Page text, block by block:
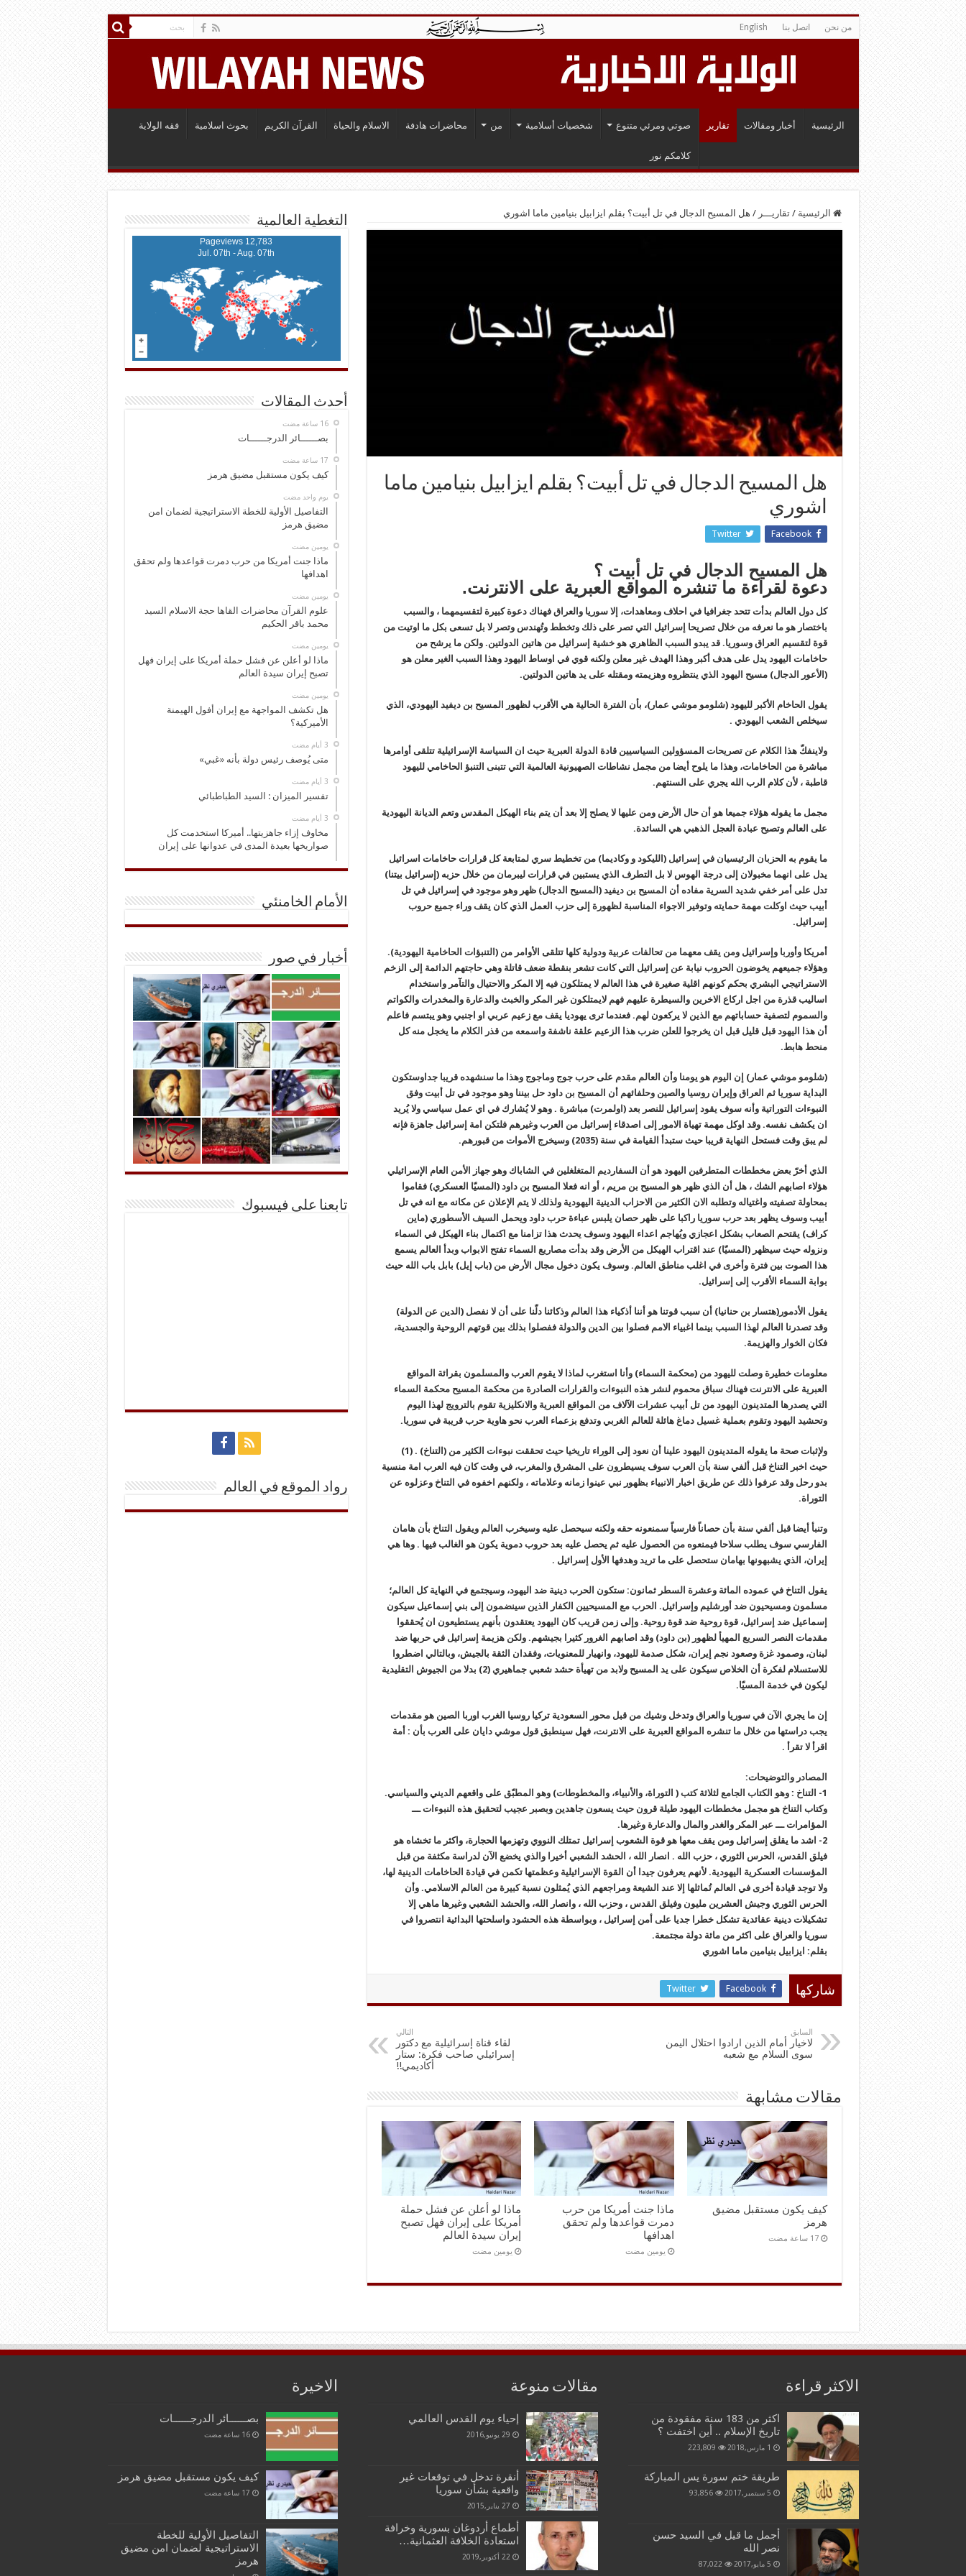
من نحن اتصل بنا English
الرئيسية أخبار ومقالات تقارير صوتي ومرئي متنوع شخصيات أسلامية من محاضرات هادفة الاسلام والحياة القرآن الكريم بحوث اسلامية فقه الولاية
كلامكم نور
الرئيسية / تقاريـــر / هل المسيح الدجال في تل أبيت؟ بقلم ايزابيل بنيامين ماما اشوري
هل المسيح الدجال في تل أبيت؟ بقلم ايزابيل بنيامين ماما
اشوري
Facebook
Twitter
هل المسيح الدجال في تل أبيت ؟
دعوة لقراءة ما تنشره المواقع العبرية على الانترنت.
كل دول العالم بدأت تتحد جغرافيا في احلاف ومعاهدات، إلا سوريا والعراق فهناك دعوة كبيرة لتقسيمهما ، والسبب
باختصار هو ما نعرفه من خلال تصريحا إسرائيل التي تصر على ذلك وتخطط وتُهندس وتصر لا بل تسعى بكل ما اوتيت من
قوة لتقسيم العراق وسوريا. قد يبدو السبب الظاهري هو خشية إسرائيل من هاتين الدولتين. ولكن ما يرشح من
حاخامات اليهود يدل على هدف أكبر وهذا الهدف غير معلن ولكنه قوي في اوساط اليهود وهذا السبب الغير معلن هو
(الأعور الدجال) مسيح اليهود الذي ينتظروه وهزيمته ومقتله على يد هاتين الدولتين.
يقول الحاخام الأكبر لليهود (شلومو موشي عمار)، بأن الفترة الحالية هي الأقرب لظهور المسيح بن ديفيد اليهودي، الذي
سيخلص الشعب اليهودي .
ولاينفكّ هذا الكلام عن تصريحات المسؤولين السياسيين قادة الدولة العبرية حيث ان السياسة الإسرائيلية تتلقى أوامرها
مباشرة من الحاخامات، وهذا ما يلوح أيضا من مجمل نشاطات الصهيونية العالمية التي تتبنى التنبؤ الحاخامي لليهود
قاطبة ، لأن كلام الرب الله يجري على السنتهم.
مجمل ما يقوله هؤلاء جميعا هو أن حال الأرض ومن عليها لا يصلح إلا بعد أن يتم بناء الهيكل المقدس وتعم الديانة اليهودية
على العالم وتصبح عبادة العجل الذهبي هي السائدة.
ما يقوم به الحزبان الرئيسيان في إسرائيل (الليكود و وكاديما) من تخطيط سري لمتابعة كل قرارات حاخامات اسرائيل
يدل على انهما مخبولان إلى درجة الهوس لا بل التطرف الذي يستبين في قرارات ليبرمان من خلال حزبه (إسرائيل بيتنا)
تدل على أمر خفي شديد السرية مفاده أن المسيح بن ديفيد (المسيح الدجال) ظهر وهو موجود في إسرائيل في تل
أبيب حيث اوكلت مهمة حمايته وتوفير الاجواء المناسبة لظهورة إلى حزب العمل الذي كان يقف وراء جميع حروب
إسرائيل.
أمريكا وأوربا وإسرائيل ومن يقف معهما من تحالفات عربية ودولية كلها تتلقى الأوامر من (التنبؤات الحاخامية اليهودية).
وهؤلاء جميعهم يخوضون الحروب نيابة عن إسرائيل التي كانت تشعر بنقطة ضعف قاتلة وهي حاجتهم الدائمة إلى الزخم
الاستراتيجي البشري بحكم كونهم اقلية صغيرة في هذا العالم لا يمتلكون فيه إلا المكر والاحتيال والتآمر واستخدام
اساليب قذرة من اجل اركاع الاخرين والسيطرة عليهم فهم لايمتلكون غير المكر والخبث والدعارة والمخدرات والكواتم
والسموم لتصفية حساباتهم مع الذين لا يركعون لهم. فعندما ترى يهوديا يقف مع زعيم عربي او اجنبي وهو يبتسم فاعلم
أن هذا اليهود قبل قليل قبل ان يخرجوا للعلن ضرب هذا الزعيم علقة ناشفة واسمعه من قذر الكلام ما يخجل منه كل
منحط هابط.
(شلومو موشي عمار) إن اليوم هو يومنا وأن العالم مقدم على حرب جوج وماجوج وهذا ما سنشهده قريبا جداوستكون
البداية سوريا ثم العراق وإيران روسيا والصين وحلفائهم أن المسيح بن داود حل بيننا وهو موجود في تل أبيت وفق
النبوءات التوراتية وأنه سوف يقود إسرائيل للنصر بعد (اولمرت) مباشرة . وهو لا يُشارك في اي عمل سياسي ولا يُريد
ان يكشف نفسه. وقد اوكل مهمة تهياة الامور إلى اصدقاء إسرائيل من العرب وغيرهم فلتكن امة إسرائيل جاهزة فإنه
لم يبق وقت فستحل النهاية قريبا حيث ستبدأ القيامة في سنة (2035) وسيخرج الأموات من قبورهم.
الذي أخرّ بعض مخططات المتطرفين اليهود هو أن السفارديم المتغلغلين في الشاباك وهو جهاز الأمن العام الإسرائيلي
هؤلاء اصابهم الشك ، هل أن الذي ظهر هو المسيح بن مريم ، أو انه فعلا المسيح بن داود (المسيّا العسكري) فقاموا
بمحاولة تصفيته واغتياله وتطلبه الان الكثير من الاحزاب الدينية اليهودية ولذلك لا يتم الإعلان عن مكانه مع انه في تل
أبيب وسوف يظهر بعد حرب سوريا راكبا على ظهر حصان يلبس عباءة حرب داود ويحمل السيف الأسطوري (ماين
كراف) يقتحم الصعاب بشكل اعجازي ويُهاجم اعداء اليهود وسوف يحدث هذا تزامنا مع اكتمال بناء الهيكل في السماء
ونزوله حيث سيظهر (المسيّا) عند اقتراب الهيكل من الأرض وقد بدأت مصاريع السماء تفتح الابواب وبدأ العالم يسمع
هذا الصوت بين فترة وأخرى في اغلب مناطق العالم. وسوف يكون دخول مجال الأرض من (باب إيل) بابل باب الله حيث
بوابة السماء الأقرب إلى إسرائيل.
يقول الأدمور(هتسار بن حنانيا) أن سبب قوتنا هو أننا أذكياء هذا العالم وذكائنا دلّنا على أن لا نفصل (الدين عن الدولة)
وقد تصدرنا العالم لهذا السبب بينما اغبياء الامم فصلوا بين الدين والدولة ففصلوا بذلك بين قوتهم الروحية والجسدية،
فكان الخوار والهزيمة.
معلومات خطيرة وصلت لليهود من (محكمة السماء) وأنا استغرب لماذا لا يقوم العرب والمسلمون بقرائة المواقع
العبرية على الانترنت فهناك سباق محموم لنشر هذه النبوءات والقرارات الصادرة من محكمة المسيح محكمة السماء
التي يصدرها المتدينون اليهود من تل أبيب عشرات الآلاف من المواقع العبرية والانكليزية تقوم بالترويج لهذا اليوم
وتحشيد اليهود وتقوم بعملية غسيل دماغ هائلة للعالم الغربي وتدفع بزعماء العرب نحو هاوية حرب قريبة في سوريا.
ولإثبات صحة ما يقوله المتدينون اليهود علينا أن نعود إلى الوراء تاريخيا حيث تحققت نبوءات الكثير من (التناخ) . (1)
حيث اخبر التناخ قبل ألفي سنة بأن العرب سوف يسيطرون على المشرق والمغرب، في وقت كان فيه العرب امة منسية
بدو رحل وقد عرفوا ذلك عن طريق اخبار الانبياء بظهور نبي عينوا زمانه وعلاماته ، ولكنهم اخفوه في التناخ وعزلوه عن
التوراة.
وتنبأ أيضا قبل ألفي سنة بأن حصاناً فارسياً سمنعونه حقه ولكنه سيحصل عليه وسيخرب العالم ويقول التناخ بأن هامان
الفارسي سوف يطلب سلاحا فيمنعوه من الحصول عليه ثم يحصل عليه بعد حروب دموية يكون هو الغالب فيها . وها هي
إيران، الذي يشبهونها بهامان ستحصل على ما تريد وهدفها الأول إسرائيل .
يقول التناخ في عموده المائة وعشرة السطر ثمانون: ستكون الحرب دينية ضد اليهود، وسيجتمع في النهاية كل العالم؛
مسلمون ومسيحيون ضد أورشليم وإسرائيل. الحرب مع المسيحيين الكفار الذين سينضمون إلى بني إسماعيل سيكون
إسماعيل ضد إسرائيل، قوة روحية ضد قوة روحية. وإلى زمن قريب كان اليهود يعتقدون بأنهم يستطيعون ان يُحققوا
مقدمات النصر السريع المهيأ لظهور (بن داود) وقد اصابهم الغرور كثيرا بجيشهم. ولكن هزيمة إسرائيل في حربها ضد
لبنان، وصمود غزة وصعود نجم إيران، شكل صدمة لليهود، وانهيار للمعنويات، وفقدان الثقة بالجيش، وبالتالي اضطروا
للاستسلام لفكرة أن الخلاص سيكون على يد المسيح ولابد من تهيأة حشد شعبي جماهيري (2) بدلا من الجيوش التقليدية
ليكون في خدمة المسيّا.
إن ما يجري الآن في سوريا والعراق وتدخل وشيك من قبل محور السعودية تركيا روسيا الغرب اوربا الصين هو مقدمات
يجب دراستها من خلال ما تنشره المواقع العبرية على الانترنت، فهل سينطبق قول موشي دايان على العرب بأن : أمة
اقرأ لا تقرأ .
المصادر والتوضيحات:
1- التناخ : وهو الكتاب الجامع لثلاثة كتب ( التوراة، والأنبياء، والمخطوطات) وهو المطبّق على واقعهم الديني والسياسي.
وكتاب التناخ هو مجمل مخططات اليهود طيلة قرون حيث يسعون جاهدين وبصبر عجيب لتحقيق هذه النبوءات ـــ
المؤامرات ـــ عبر المكر والغدر والمال والدعارة وغيرها.
2- اشد ما يقلق إسرائيل ومن يقف معها هو قوة الشعوب إسرائيل تمتلك النووي وتهزمها الحجارة، واكثر ما تخشاه هو
فيلق القدس، الحرس الثوري ، حزب الله . انصار الله ، الحشد الشعبي أخيرا والذي يخضع الآن لدراسة مكثفة من قبل
المؤسسات العسكرية اليهودية. لأنهم يعرفون جيدا أن القوة الإسرائيلية وعظمتها تكمن في قيادة الحاخامات الدينية لها،
ولا توجد قيادة أخرى في العالم تُماثلها إلا عند الشيعة ومراجعهم الذي يُمثلون نسبة كبيرة من العالم الاسلامي. وأن
الحرس الثوري وجيش العشرين مليون وفيلق القدس ، وحزب الله ، وانصار الله، والحشد الشعبي وغيرها ماهي إلا
تشكيلات دينية عقائدية تشكل خطرا جديا على أمن إسرائيل ، وبواسطة هذه الحشود واسلحتها البدائية انتصروا في
سوريا والعراق على اكثر من مائة دولة مجتمعة.
بقلم: ايزابيل بنيامين ماما اشوري
شاركها Facebook
Twitter
السابق
لاخيار أمام الذين ارادوا احتلال اليمن
سوى السلام مع شعبه
التالي
لقاء قناة إسرائيلية مع دكتور
إسرائيلي صاحب فكرة: ستار
أكاديمي!!
مقالات مشابهة
كيف يكون مستقبل مضيق
هرمز
‏17 ساعة مضت
ماذا جنت أمريكا من حرب
دمرت قواعدها ولم تحقق
اهدافها
‏يومين مضت
ماذا لو أعلن عن فشل حملة
أمريكا على إيران فهل تصبح
إيران سيدة العالم
‏يومين مضت
التغطية العالمية
12,783 Pageviews
Jul. 07th - Aug. 07th
أحدث المقالات
‏16 ساعة مضت
بصــــــائر الدرجــــــات
كيف يكون مستقبل مضيق هرمز
‏يوم واحد مضت
التفاصيل الأولية للخطة الاستراتيجية لضمان امن
مضيق هرمز
‏يومين مضت
ماذا جنت أمريكا من حرب دمرت قواعدها ولم تحقق
اهدافها
‏يومين مضت
علوم القرآن محاضرات القاها حجة الاسلام السيد
محمد باقر الحكيم
‏يومين مضت
ماذا لو أعلن عن فشل حملة أمريكا على إيران فهل
تصبح إيران سيدة العالم
‏يومين مضت
هل تكشف المواجهة مع إيران أفول الهيمنة
الأميركية؟
متى يُوصف رئيس دولة بأنه «غبي»
تفسير الميزان : السيد الطباطبائي
مخاوف إزاء جاهزيتها.. أميركا استخدمت كل
صواريخها بعيدة المدى في عدوانها على إيران
الأمام الخامنئي
أخبار في صور
تابعنا على فيسبوك
رواد الموقع في العالم
الاكثر قراءة
اكثر من 183 سنة مفقودة من
تاريخ الإسلام .. أين اختفت ؟
1 مارس,2018 223,809
طريقة ختم سورة يس المباركة
5 سبتمبر,2017 93,856
أجمل ما قيل في السيد حسن
نصر الله
5 مايو,2017 87,022
مقالات منوعة
إحياء يوم القدس العالمي
29 يونيو,2016
أنقرة تدخل في توقعات غير
واقعية بشأن سوريا
27 يناير,2015
أطماع أردوغان بسورية وخرافة
استعادة الخلافة العثمانية…
22 أكتوبر,2019
الاخيرة
بصــــــائر الدرجــــــات
كيف يكون مستقبل مضيق هرمز
التفاصيل الأولية للخطة
الاستراتيجية لضمان امن مضيق
هرمز